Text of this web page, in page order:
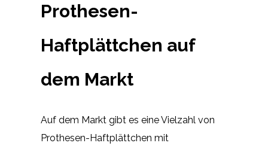
Prothesen-
Haftplättchen auf
dem Markt
Auf dem Markt gibt es eine Vielzahl von
Prothesen-Haftplättchen mit